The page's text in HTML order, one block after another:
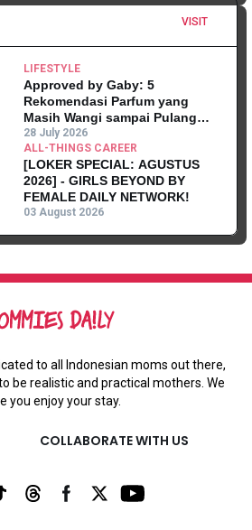
VISIT
LIFESTYLE
Approved by Gaby: 5
Rekomendasi Parfum yang
Masih Wangi sampai Pulang
Kantor
28 July 2026
ALL-THINGS CAREER
[LOKER SPECIAL: AGUSTUS
2026] - GIRLS BEYOND BY
FEMALE DAILY NETWORK!
03 August 2026
to all Indonesian moms out there,
be realistic and practical mothers. We
you enjoy your stay.
COLLABORATE WITH US